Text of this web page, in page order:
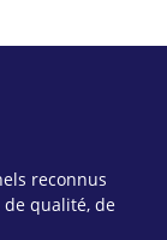
reconnus
qualité, de